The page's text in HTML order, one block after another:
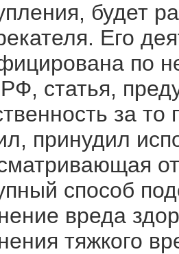
будет
Его
по
статья,
за
принудил
способ
вреда
тяжкого